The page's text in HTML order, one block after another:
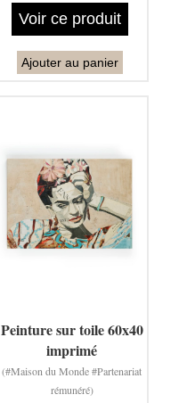
Voir ce produit
Ajouter au panier
Peinture sur toile 60x40
imprimé
(#Maison du Monde #Partenariat
rémunéré)